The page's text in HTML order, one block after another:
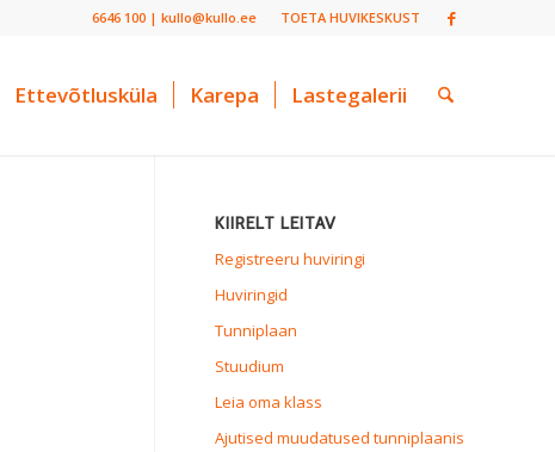
TOETA HUVIKESKUST
6646 100 | kullo@kullo.ee
Ettevõtlusküla Karepa Lastegalerii
KIIRELT LEITAV
Registreeru huviringi
Huviringid
Tunniplaan
Stuudium
Leia oma klass
Ajutised muudatused tunniplaanis